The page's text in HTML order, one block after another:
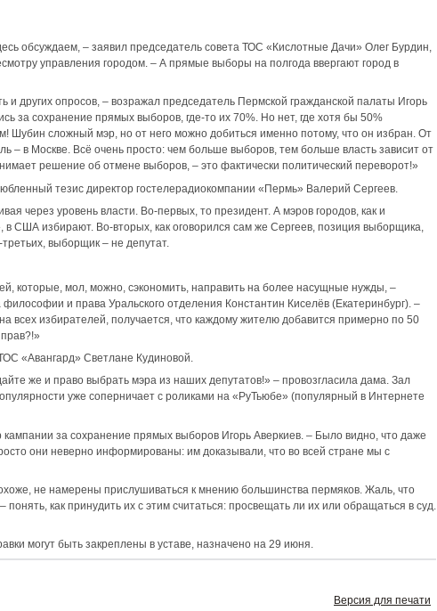
обсуждаем, – заявил председатель совета ТОС «Кислотные Дачи» Олег Бурдин,
управления городом. – А прямые выборы на полгода ввергают город в
других опросов, – возражал председатель Пермской гражданской палаты Игорь
за сохранение прямых выборов, где-то их 70%. Но нет, где хотя бы 50%
сложный мэр, но от него можно добиться именно потому, что он избран. От
– в Москве. Всё очень просто: чем больше выборов, тем больше власть зависит от
решение об отмене выборов, – это фактически политический переворот!»
тезис директор гостелерадиокомпании «Пермь» Валерий Сергеев.
через уровень власти. Во-первых, то президент. А мэров городов, как и
США избирают. Во-вторых, как оговорился сам же Сергеев, позиция выборщика,
выборщик – не депутат.
которые, мол, можно, сэкономить, направить на более насущные нужды, –
и права Уральского отделения Константин Киселёв (Екатеринбург). –
всех избирателей, получается, что каждому жителю добавится примерно по 50
«Авангард» Светлане Кудиновой.
же и право выбрать мэра из наших депутатов!» – провозгласила дама. Зал
уже соперничает с роликами на «РуТьюбе» (популярный в Интернете
за сохранение прямых выборов Игорь Аверкиев. – Было видно, что даже
они неверно информированы: им доказывали, что во всей стране мы с
не намерены прислушиваться к мнению большинства пермяков. Жаль, что
как принудить их с этим считаться: просвещать ли их или обращаться в суд.
могут быть закреплены в уставе, назначено на 29 июня.
Версия для печати